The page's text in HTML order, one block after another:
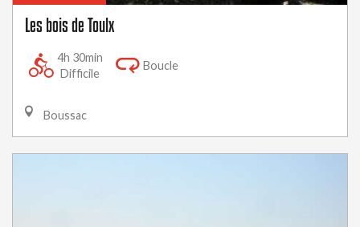
Les bois de Toulx
4h 30min
Difficile
Boucle
Boussac